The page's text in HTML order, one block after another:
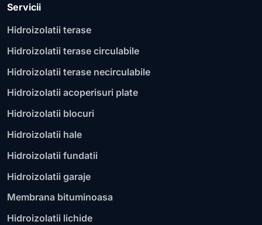
Servicii
Hidroizolatii terase
Hidroizolatii terase circulabile
Hidroizolatii terase necirculabile
Hidroizolatii acoperisuri plate
Hidroizolatii blocuri
Hidroizolatii hale
Hidroizolatii fundatii
Hidroizolatii garaje
Membrana bituminoasa
Hidroizolatii lichide